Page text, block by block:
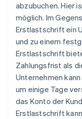
abzubuchen. Hier
möglich. Im
Erstlastschrift ein
und zu einem
Erstlastschrift
Zahlungsfrist als
Unternehmen
um einige Tage
das Konto der
Erstlastschrift